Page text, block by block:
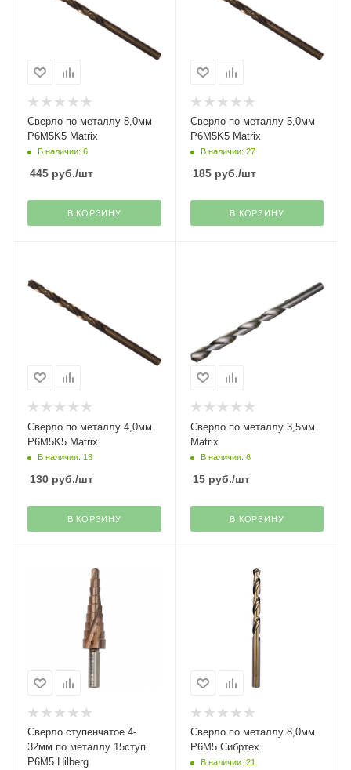
Сверло по металлу 8,0мм
Р6М5K5 Matrix
В наличии: 6
445 руб./шт
В КОРЗИНУ
Сверло по металлу 5,0мм
Р6М5K5 Matrix
В наличии: 27
185руб./шт
В КОРЗИНУ
Сверло по металлу 4,0мм
Р6М5K5 Matrix
В наличии: 13
130 руб./шт
В КОРЗИНУ
Сверло по металлу 3,5мм
Matrix
В наличии: 6
15руб./шт
В КОРЗИНУ
Сверло ступенчатое 4-
32мм по металлу 15ступ
P6M5 Hilberg
Сверло по металлу 8,0мм
Р6М5 Сибртех
В наличии: 21